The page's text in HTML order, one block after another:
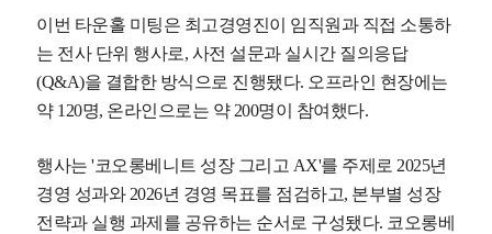
이번 타운홀 미팅은 최고경영진이 임직원과 직접 소통하
는 전사 단위 행사로, 사전 설문과 실시간 질의응답
(Q&A)을 결합한 방식으로 진행됐다. 오프라인 현장에는
약 120명, 온라인으로는 약 200명이 참여했다.
행사는 '코오롱베니트 성장 그리고 AX'를 주제로 2025년
경영 성과와 2026년 경영 목표를 점검하고, 본부별 성장
전략과 실행 과제를 공유하는 순서로 구성됐다. 코오롱베